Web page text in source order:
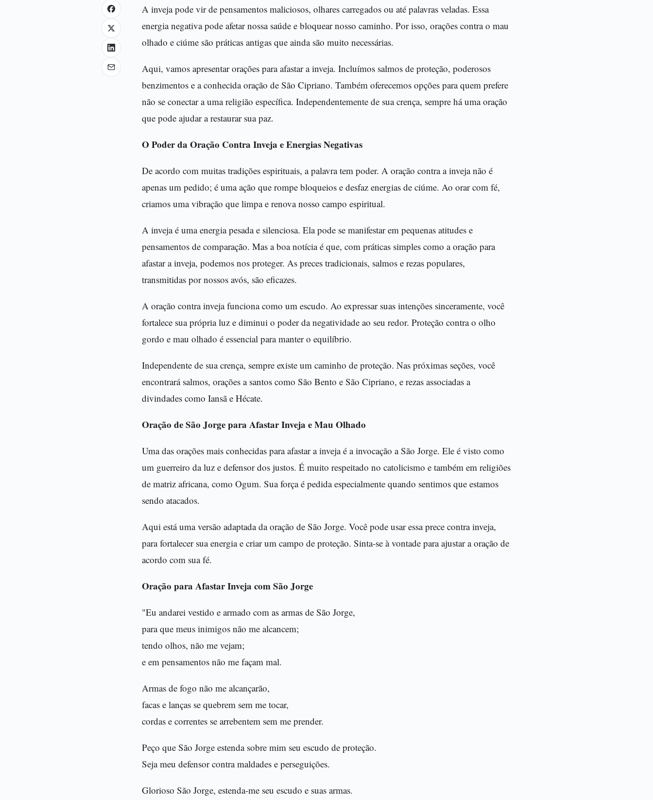
A inveja pode vir de pensamentos maliciosos, olhares carregados ou até palavras veladas. Essa
energia negativa pode afetar nossa saúde e bloquear nosso caminho. Por isso, orações contra o mau
olhado e ciúme são práticas antigas que ainda são muito necessárias.
Aqui, vamos apresentar orações para afastar a inveja. Incluímos salmos de proteção, poderosos
benzimentos e a conhecida oração de São Cipriano. Também oferecemos opções para quem prefere
não se conectar a uma religião específica. Independentemente de sua crença, sempre há uma oração
que pode ajudar a restaurar sua paz.
O Poder da Oração Contra Inveja e Energias Negativas
De acordo com muitas tradições espirituais, a palavra tem poder. A oração contra a inveja não é
apenas um pedido; é uma ação que rompe bloqueios e desfaz energias de ciúme. Ao orar com fé,
criamos uma vibração que limpa e renova nosso campo espiritual.
A inveja é uma energia pesada e silenciosa. Ela pode se manifestar em pequenas atitudes e
pensamentos de comparação. Mas a boa notícia é que, com práticas simples como a oração para
afastar a inveja, podemos nos proteger. As preces tradicionais, salmos e rezas populares,
transmitidas por nossos avós, são eficazes.
A oração contra inveja funciona como um escudo. Ao expressar suas intenções sinceramente, você
fortalece sua própria luz e diminui o poder da negatividade ao seu redor. Proteção contra o olho
gordo e mau olhado é essencial para manter o equilíbrio.
Independente de sua crença, sempre existe um caminho de proteção. Nas próximas seções, você
encontrará salmos, orações a santos como São Bento e São Cipriano, e rezas associadas a
divindades como Iansã e Hécate.
Oração de São Jorge para Afastar Inveja e Mau Olhado
Uma das orações mais conhecidas para afastar a inveja é a invocação a São Jorge. Ele é visto como
um guerreiro da luz e defensor dos justos. É muito respeitado no catolicismo e também em religiões
de matriz africana, como Ogum. Sua força é pedida especialmente quando sentimos que estamos
sendo atacados.
Aqui está uma versão adaptada da oração de São Jorge. Você pode usar essa prece contra inveja,
para fortalecer sua energia e criar um campo de proteção. Sinta-se à vontade para ajustar a oração de
acordo com sua fé.
Oração para Afastar Inveja com São Jorge
"Eu andarei vestido e armado com as armas de São Jorge,
para que meus inimigos não me alcancem;
tendo olhos, não me vejam;
e em pensamentos não me façam mal.
Armas de fogo não me alcançarão,
facas e lanças se quebrem sem me tocar,
cordas e correntes se arrebentem sem me prender.
Peço que São Jorge estenda sobre mim seu escudo de proteção.
Seja meu defensor contra maldades e perseguições.
Glorioso São Jorge, estenda-me seu escudo e suas armas.